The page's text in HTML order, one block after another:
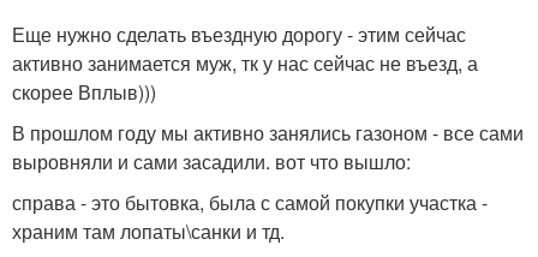
Еще нужно сделать въездную дорогу - этим сейчас
активно занимается муж, тк у нас сейчас не въезд, а
скорее Вплыв)))
В прошлом году мы активно занялись газоном - все сами
выровняли и сами засадили. вот что вышло:
справа - это бытовка, была с самой покупки участка -
храним там лопаты\санки и тд.